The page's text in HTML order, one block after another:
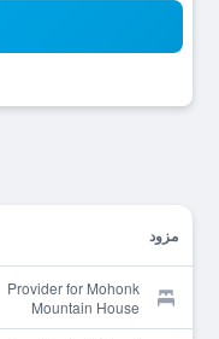
مزود
Provider for Mohonk
Mountain House